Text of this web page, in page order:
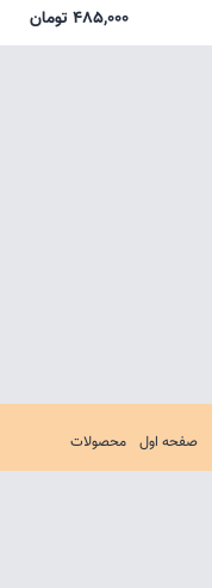
صفحه اول محصولات
485,000 تومان